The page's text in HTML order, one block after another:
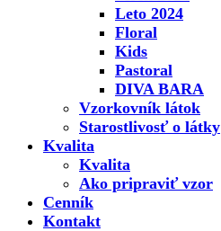
Leto 2024
Floral
Kids
Pastoral
DIVA BARA
Vzorkovník látok
Starostlivosť o látky
Kvalita
Kvalita
Ako pripraviť vzor
Cenník
Kontakt